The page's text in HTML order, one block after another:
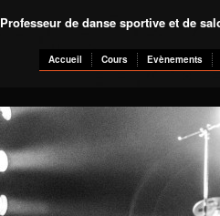
Professeur de danse sportive et de
Accueil Cours Evènements